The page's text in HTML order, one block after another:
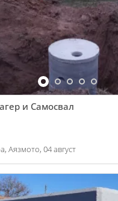
и Самосвал
Аязмото, 04 август